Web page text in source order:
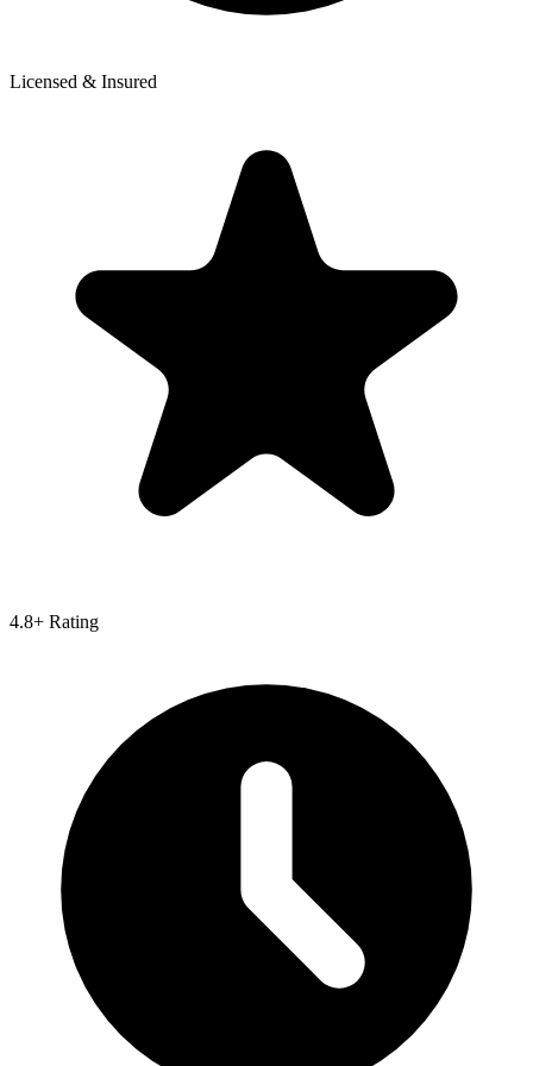
Licensed & Insured
4.8+ Rating